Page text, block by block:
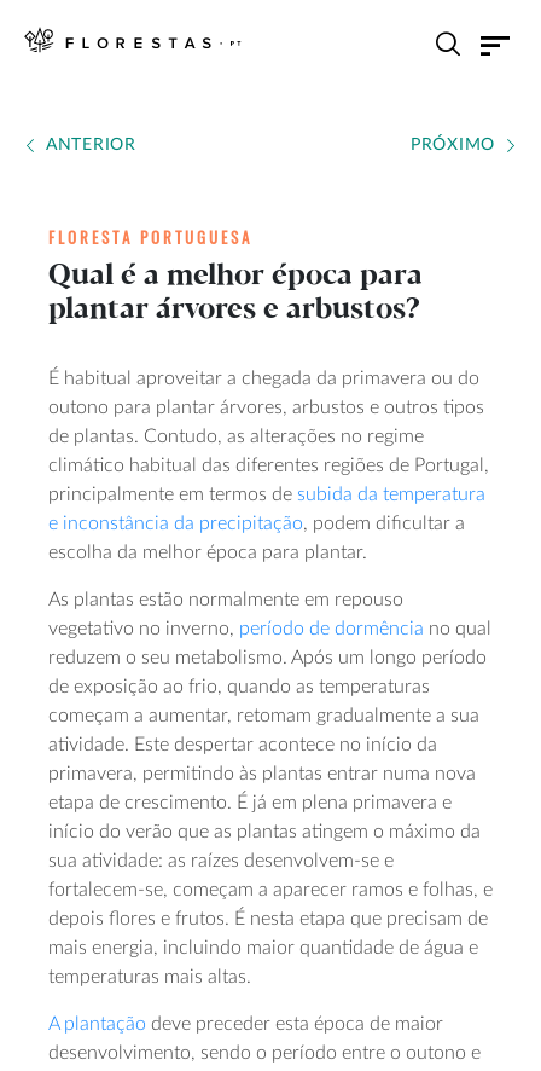
ANTERIOR PRÓXIMO
FLORESTA PORTUGUESA
Qual é a melhor época para
plantar árvores e arbustos?
É habitual aproveitar a chegada da primavera ou do
outono para plantar árvores, arbustos e outros tipos
de plantas. Contudo, as alterações no regime
climático habitual das diferentes regiões de Portugal,
principalmente em termos de subida da temperatura
e inconstância da precipitação, podem dificultar a
escolha da melhor época para plantar.
As plantas estão normalmente em repouso
vegetativo no inverno, período de dormência no qual
reduzem o seu metabolismo. Após um longo período
de exposição ao frio, quando as temperaturas
começam a aumentar, retomam gradualmente a sua
atividade. Este despertar acontece no início da
primavera, permitindo às plantas entrar numa nova
etapa de crescimento. É já em plena primavera e
início do verão que as plantas atingem o máximo da
sua atividade: as raízes desenvolvem-se e
fortalecem-se, começam a aparecer ramos e folhas, e
depois flores e frutos. É nesta etapa que precisam de
mais energia, incluindo maior quantidade de água e
temperaturas mais altas.
A plantação deve preceder esta época de maior
desenvolvimento, sendo o período entre o outono e